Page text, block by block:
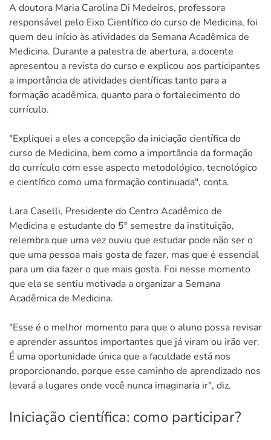
A doutora Maria Carolina Di Medeiros, professora
responsável pelo Eixo Científico do curso de Medicina, foi
quem deu início às atividades da Semana Acadêmica de
Medicina. Durante a palestra de abertura, a docente
apresentou a revista do curso e explicou aos participantes
a importância de atividades científicas tanto para a
formação acadêmica, quanto para o fortalecimento do
currículo.
"Expliquei a eles a concepção da iniciação científica do
curso de Medicina, bem como a importância da formação
do currículo com esse aspecto metodológico, tecnológico
e científico como uma formação continuada", conta.
Lara Caselli, Presidente do Centro Acadêmico de
Medicina e estudante do 5° semestre da instituição,
relembra que uma vez ouviu que estudar pode não ser o
que uma pessoa mais gosta de fazer, mas que é essencial
para um dia fazer o que mais gosta. Foi nesse momento
que ela se sentiu motivada a organizar a Semana
Acadêmica de Medicina.
"Esse é o melhor momento para que o aluno possa revisar
e aprender assuntos importantes que já viram ou irão ver.
É uma oportunidade única que a faculdade está nos
proporcionando, porque esse caminho de aprendizado nos
levará a lugares onde você nunca imaginaria ir", diz.
Iniciação científica: como participar?